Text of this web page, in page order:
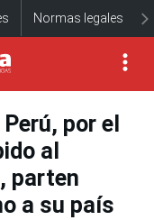
Normas legales
por el
al
parten
a su país